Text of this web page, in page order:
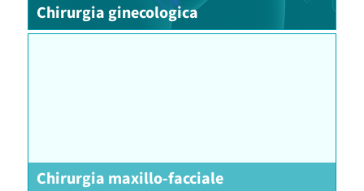
Chirurgia ginecologica
Chirurgia maxillo-facciale